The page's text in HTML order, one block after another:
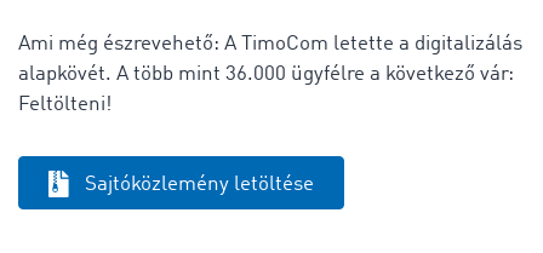
Ami még észrevehető: A TimoCom letette a digitalizálás
alapkövét. A több mint 36.000 ügyfélre a következő vár:
Feltölteni!
Sajtóközlemény letöltése